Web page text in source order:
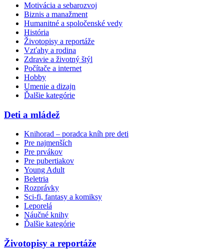
Motivácia a sebarozvoj
Biznis a manažment
Humanitné a spoločenské vedy
História
Životopisy a reportáže
Vzťahy a rodina
Zdravie a životný štýl
Počítače a internet
Hobby
Umenie a dizajn
Ďalšie kategórie
Deti a mládež
Knihorad – poradca kníh pre deti
Pre najmenších
Pre prvákov
Pre pubertiakov
Young Adult
Beletria
Rozprávky
Sci-fi, fantasy a komiksy
Leporelá
Náučné knihy
Ďalšie kategórie
Životopisy a reportáže